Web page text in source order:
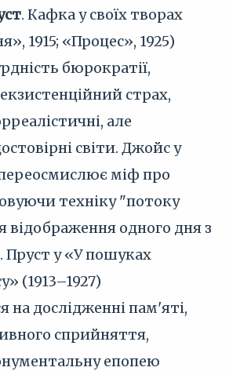
. Кафка у своїх творах
1915; «Процес», 1925)
бюрократії,
страх,
але
світи. Джойс у
переосмислює міф про
техніку "потоку
відображення одного дня з
Пруст у «У пошуках
(1913–1927)
на дослідженні пам'яті,
сприйняття,
епопею